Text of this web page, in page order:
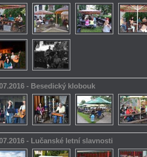
- Besedický klobouk
- Lučanské letní slavnosti